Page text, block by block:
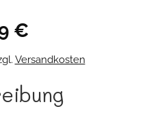
€
Versandkosten